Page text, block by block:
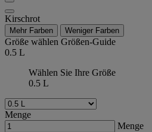
Kirschrot
Mehr Farben Weniger Farben
Größe wählen Größen-Guide
0.5 L
Wählen Sie Ihre Größe
0.5 L
Menge
Menge